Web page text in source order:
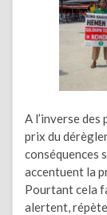
A l’inverse
prix du
conséquences
accentuent la
Pourtant cela
alertent,